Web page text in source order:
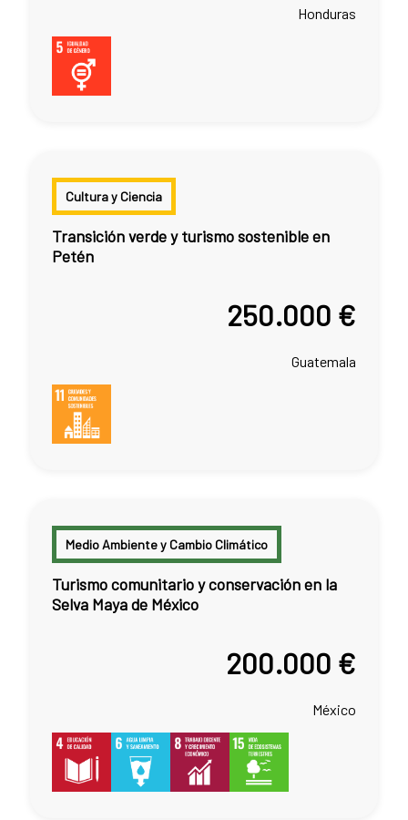
Honduras
Cultura y Ciencia
Transición verde y turismo sostenible en
Petén
250.000 €
Guatemala
Medio Ambiente y Cambio Climático
Turismo comunitario y conservación en la
Selva Maya de México
200.000 €
México